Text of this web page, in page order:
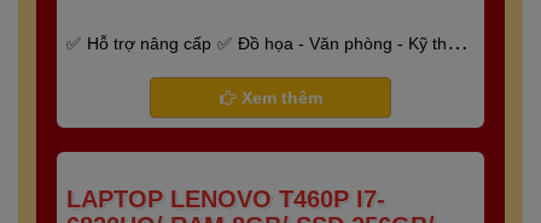
Hỗ trợ nâng cấp
Đồ họa - Văn phòng - Kỹ thuật
Xem thêm
LAPTOP LENOVO T460P I7-